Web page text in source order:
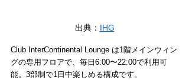
出典： IHG
Club InterContinental Lounge は1階メインウィン
グの専用フロアで、毎日6:00〜22:00で利用可
能。3部制で1日中楽しめる構成です。